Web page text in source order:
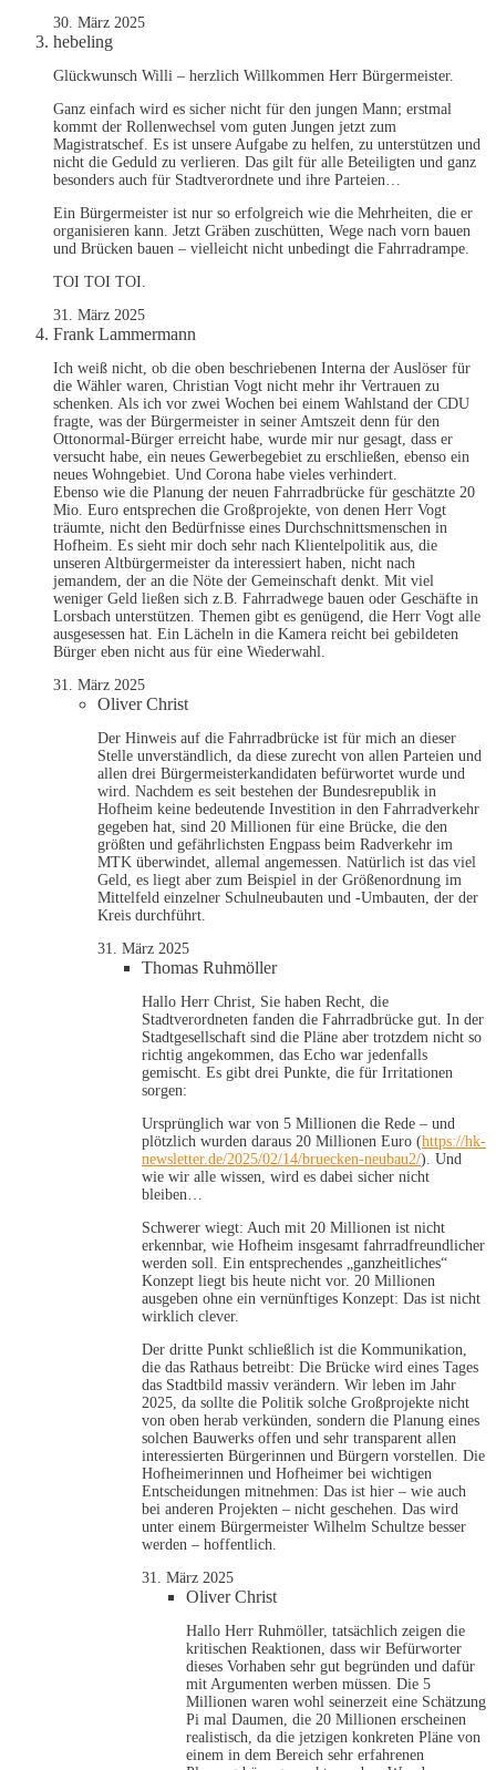
30. März 2025
hebeling
Glückwunsch Willi – herzlich Willkommen Herr Bürgermeister.
Ganz einfach wird es sicher nicht für den jungen Mann; erstmal
kommt der Rollenwechsel vom guten Jungen jetzt zum
Magistratschef. Es ist unsere Aufgabe zu helfen, zu unterstützen und
nicht die Geduld zu verlieren. Das gilt für alle Beteiligten und ganz
besonders auch für Stadtverordnete und ihre Parteien…
Ein Bürgermeister ist nur so erfolgreich wie die Mehrheiten, die er
organisieren kann. Jetzt Gräben zuschütten, Wege nach vorn bauen
und Brücken bauen – vielleicht nicht unbedingt die Fahrradrampe.
TOI TOI TOI.
31. März 2025
Frank Lammermann
Ich weiß nicht, ob die oben beschriebenen Interna der Auslöser für
die Wähler waren, Christian Vogt nicht mehr ihr Vertrauen zu
schenken. Als ich vor zwei Wochen bei einem Wahlstand der CDU
fragte, was der Bürgermeister in seiner Amtszeit denn für den
Ottonormal-Bürger erreicht habe, wurde mir nur gesagt, dass er
versucht habe, ein neues Gewerbegebiet zu erschließen, ebenso ein
neues Wohngebiet. Und Corona habe vieles verhindert.
Ebenso wie die Planung der neuen Fahrradbrücke für geschätzte 20
Mio. Euro entsprechen die Großprojekte, von denen Herr Vogt
träumte, nicht den Bedürfnisse eines Durchschnittsmenschen in
Hofheim. Es sieht mir doch sehr nach Klientelpolitik aus, die
unseren Altbürgermeister da interessiert haben, nicht nach
jemandem, der an die Nöte der Gemeinschaft denkt. Mit viel
weniger Geld ließen sich z.B. Fahrradwege bauen oder Geschäfte in
Lorsbach unterstützen. Themen gibt es genügend, die Herr Vogt alle
ausgesessen hat. Ein Lächeln in die Kamera reicht bei gebildeten
Bürger eben nicht aus für eine Wiederwahl.
31. März 2025
Oliver Christ
Der Hinweis auf die Fahrradbrücke ist für mich an dieser
Stelle unverständlich, da diese zurecht von allen Parteien und
allen drei Bürgermeisterkandidaten befürwortet wurde und
wird. Nachdem es seit bestehen der Bundesrepublik in
Hofheim keine bedeutende Investition in den Fahrradverkehr
gegeben hat, sind 20 Millionen für eine Brücke, die den
größten und gefährlichsten Engpass beim Radverkehr im
MTK überwindet, allemal angemessen. Natürlich ist das viel
Geld, es liegt aber zum Beispiel in der Größenordnung im
Mittelfeld einzelner Schulneubauten und -Umbauten, der der
Kreis durchführt.
31. März 2025
Thomas Ruhmöller
Hallo Herr Christ, Sie haben Recht, die
Stadtverordneten fanden die Fahrradbrücke gut. In der
Stadtgesellschaft sind die Pläne aber trotzdem nicht so
richtig angekommen, das Echo war jedenfalls
gemischt. Es gibt drei Punkte, die für Irritationen
sorgen:
Ursprünglich war von 5 Millionen die Rede – und
plötzlich wurden daraus 20 Millionen Euro (https://hk-
newsletter.de/2025/02/14/bruecken-neubau2/). Und
wie wir alle wissen, wird es dabei sicher nicht
bleiben…
Schwerer wiegt: Auch mit 20 Millionen ist nicht
erkennbar, wie Hofheim insgesamt fahrradfreundlicher
werden soll. Ein entsprechendes „ganzheitliches“
Konzept liegt bis heute nicht vor. 20 Millionen
ausgeben ohne ein vernünftiges Konzept: Das ist nicht
wirklich clever.
Der dritte Punkt schließlich ist die Kommunikation,
die das Rathaus betreibt: Die Brücke wird eines Tages
das Stadtbild massiv verändern. Wir leben im Jahr
2025, da sollte die Politik solche Großprojekte nicht
von oben herab verkünden, sondern die Planung eines
solchen Bauwerks offen und sehr transparent allen
interessierten Bürgerinnen und Bürgern vorstellen. Die
Hofheimerinnen und Hofheimer bei wichtigen
Entscheidungen mitnehmen: Das ist hier – wie auch
bei anderen Projekten – nicht geschehen. Das wird
unter einem Bürgermeister Wilhelm Schultze besser
werden – hoffentlich.
31. März 2025
Oliver Christ
Hallo Herr Ruhmöller, tatsächlich zeigen die
kritischen Reaktionen, dass wir Befürworter
dieses Vorhaben sehr gut begründen und dafür
mit Argumenten werben müssen. Die 5
Millionen waren wohl seinerzeit eine Schätzung
Pi mal Daumen, die 20 Millionen erscheinen
realistisch, da die jetzigen konkreten Pläne von
einem in dem Bereich sehr erfahrenen